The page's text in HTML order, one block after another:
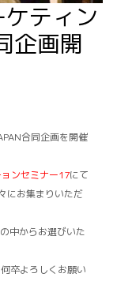
ケティン
企画開
合同企画を開催
ンセミナー17にて
にお集まりいただ
中からお選びいた
卒よろしくお願い